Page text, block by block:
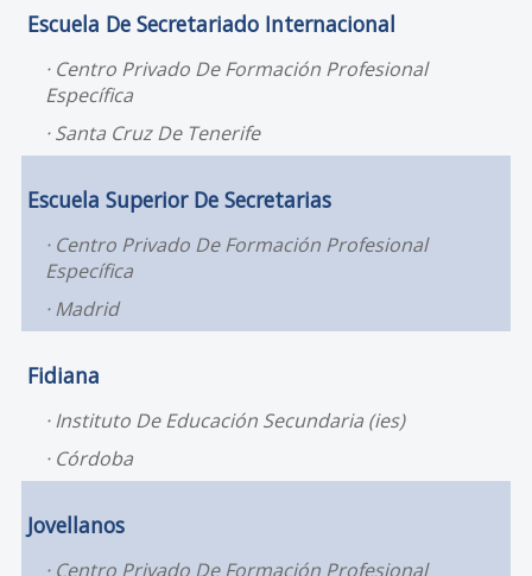
Escuela De Secretariado Internacional
Centro Privado De Formación Profesional
Específica
Santa Cruz De Tenerife
Escuela Superior De Secretarias
Centro Privado De Formación Profesional
Específica
Madrid
Fidiana
Instituto De Educación Secundaria (ies)
Córdoba
Jovellanos
Centro Privado De Formación Profesional